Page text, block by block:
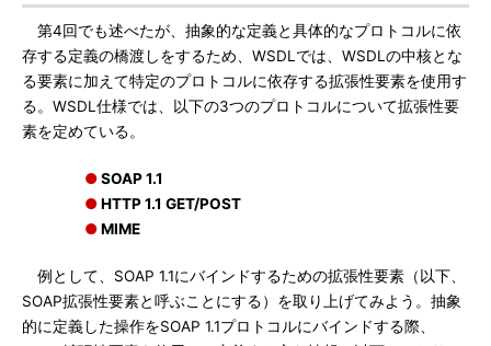
第4回でも述べたが、抽象的な定義と具体的なプロトコルに依
存する定義の橋渡しをするため、WSDLでは、WSDLの中核とな
る要素に加えて特定のプロトコルに依存する拡張性要素を使用す
る。WSDL仕様では、以下の3つのプロトコルについて拡張性要
素を定めている。
●SOAP 1.1
●HTTP 1.1 GET/POST
●MIME
例として、SOAP 1.1にバインドするための拡張性要素（以下、
SOAP拡張性要素と呼ぶことにする）を取り上げてみよう。抽象
的に定義した操作をSOAP 1.1プロトコルにバインドする際、